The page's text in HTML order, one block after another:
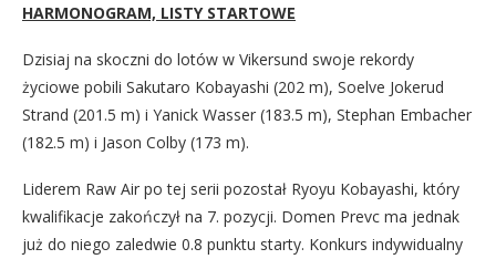
HARMONOGRAM, LISTY STARTOWE
Dzisiaj na skoczni do lotów w Vikersund swoje rekordy
życiowe pobili Sakutaro Kobayashi (202 m), Soelve Jokerud
Strand (201.5 m) i Yanick Wasser (183.5 m), Stephan Embacher
(182.5 m) i Jason Colby (173 m).
Liderem Raw Air po tej serii pozostał Ryoyu Kobayashi, który
kwalifikacje zakończył na 7. pozycji. Domen Prevc ma jednak
już do niego zaledwie 0.8 punktu starty. Konkurs indywidualny